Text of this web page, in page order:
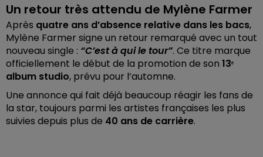
Un retour très attendu de Mylène Farmer
Après quatre ans d’absence relative dans les bacs,
Mylène Farmer signe un retour remarqué avec un tout
nouveau single : “C’est à qui le tour”. Ce titre marque
officiellement le début de la promotion de son 13ᵉ
album studio, prévu pour l’automne.
Une annonce qui fait déjà beaucoup réagir les fans de
la star, toujours parmi les artistes françaises les plus
suivies depuis plus de 40 ans de carrière.